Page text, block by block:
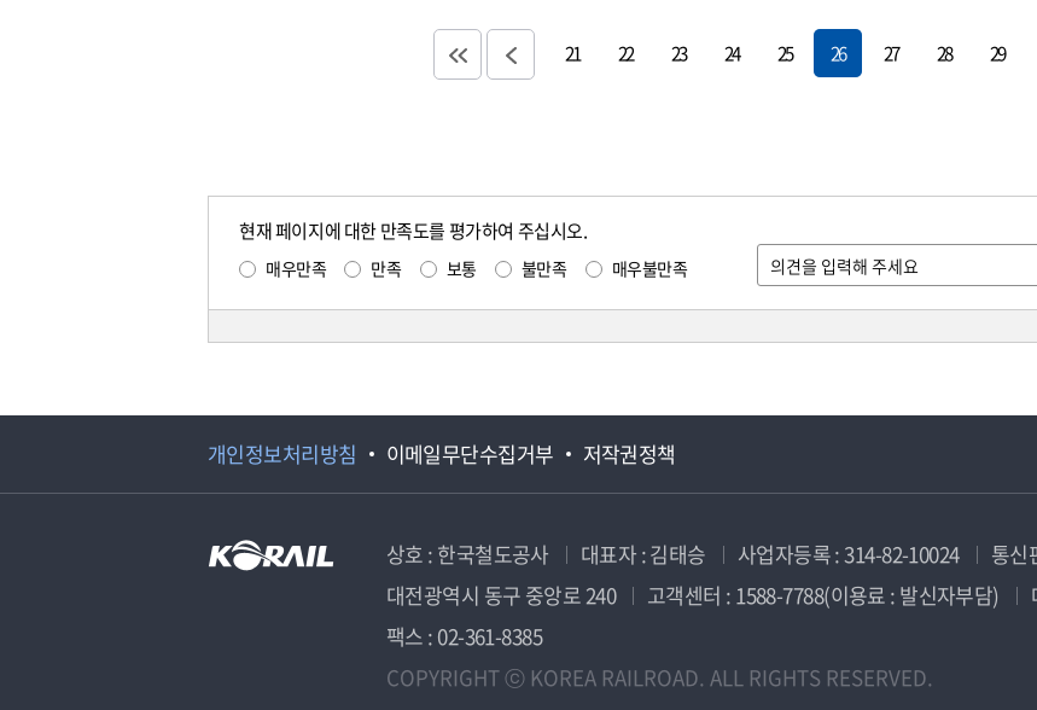
21 22 23 24 25 26 27 28 29
현재 페이지에 대한 만족도를 평가하여 주십시오.
매우만족 만족 보통 불만족 매우불만족
개인정보처리방침 이메일무단수집거부 저작권정책
상호 : 한국철도공사 대표자 : 김태승 사업자등록 : 314-82-10024
통신
대전광역시 동구 중앙로 240
고객센터 : 1588-7788(이용료 : 발신자부담)
팩스 : 02-361-8385
COPYRIGHT ⓒ KOREA RAILROAD. ALL RIGHTS RESERVED.